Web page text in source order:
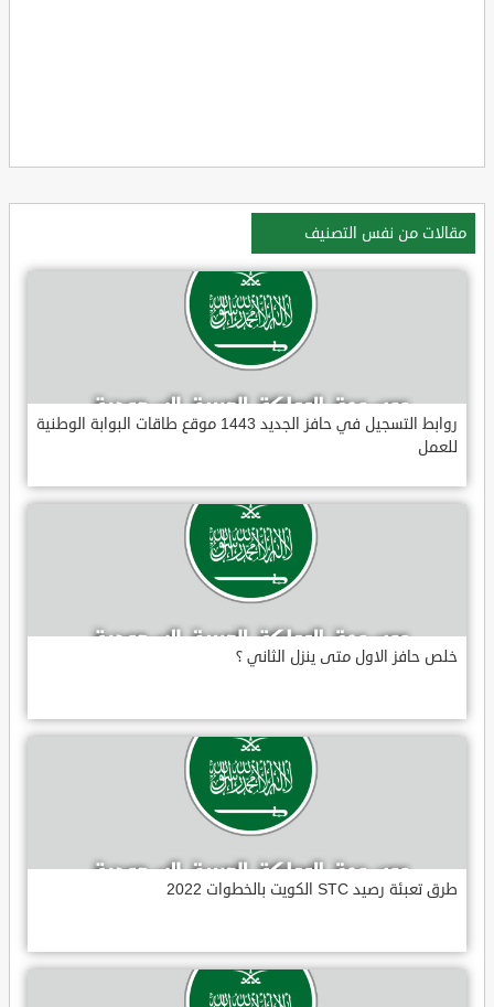
مقالات من نفس التصنيف
روابط التسجيل في حافز الجديد 1443 موقع طاقات البوابة الوطنية
للعمل
خلص حافز الاول متى ينزل الثاني ؟
طرق تعبئة رصيد STC الكويت بالخطوات 2022